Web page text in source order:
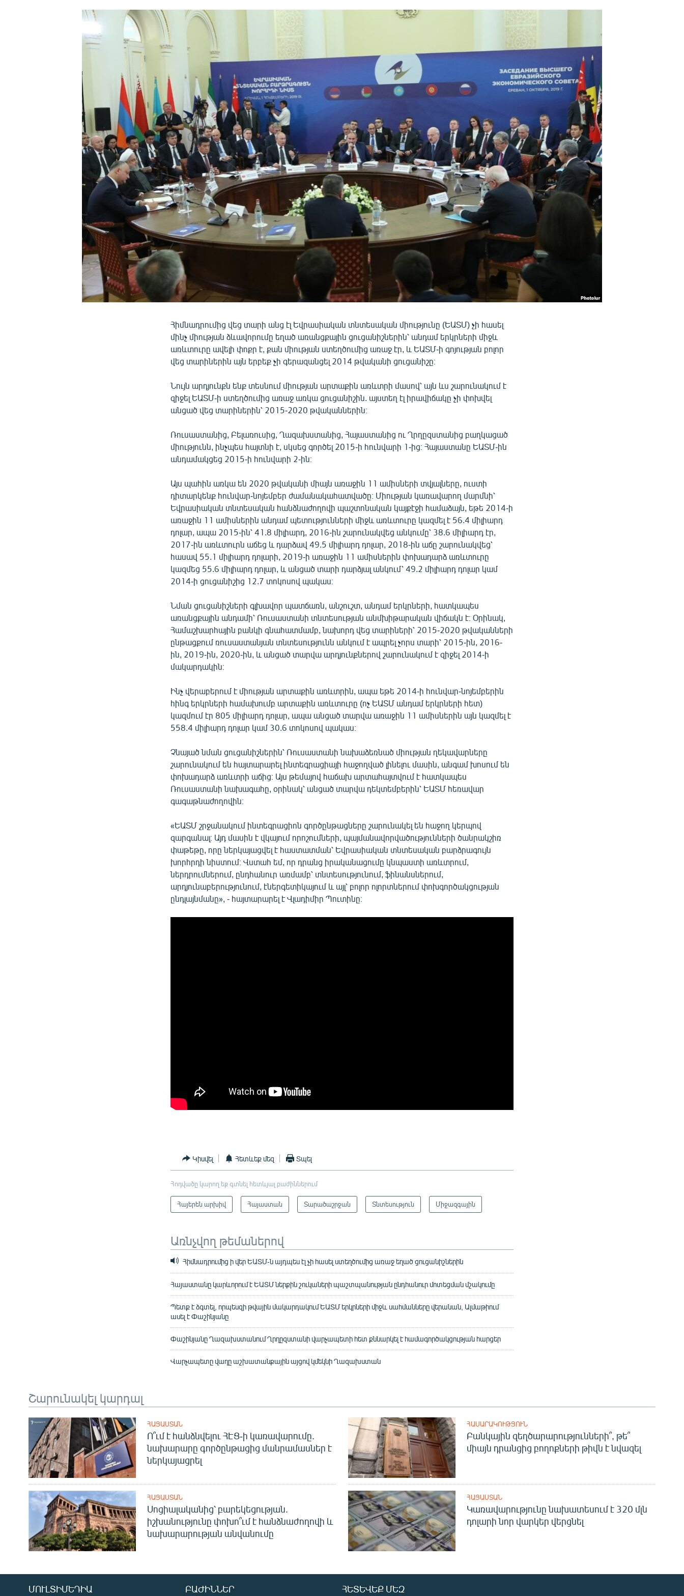
ՁԳՏԵԼՈՎ ԼԱՎԱԳՈՒՅՆԻՆ
Հիմնադրումից վեց տարի անց էլ Եվրասիական տնտեսական միությունը (ԵԱՏՄ) չի հասել
մինչ միության ձևավորումը եղած առանցքային ցուցանիշներին՝ անդամ երկրների միջև
առևտուրը ավելի փոքր է, քան միության ստեղծումից առաջ էր, և ԵԱՏՄ-ի գոյության բոլոր
վեց տարիներին այն երբեք չի գերազանցել 2014 թվականի ցուցանիշը։
Նույն արդյունքն ենք տեսնում միության արտաքին առևտրի մասով՝ այն ևս շարունակում է
զիջել ԵԱՏՄ-ի ստեղծումից առաջ առկա ցուցանիշին. այստեղ էլ իրավիճակը չի փոխվել
անցած վեց տարիներին՝ 2015-2020 թվականներին։
Ռուսաստանից, Բելառուսից, Ղազախստանից, Հայաստանից ու Ղրղըզստանից բաղկացած
միությունն, ինչպես հայտնի է, սկսեց գործել 2015-ի հունվարի 1-ից։ Հայաստանը ԵԱՏՄ-ին
անդամակցեց 2015-ի հունվարի 2-ին։
Այս պահին առկա են 2020 թվականի միայն առաջին 11 ամիսների տվյալները, ուստի
դիտարկենք հունվար-նոյեմբեր ժամանակահատվածը։ Միության կառավարող մարմնի՝
Եվրասիական տնտեսական հանձնաժողովի պաշտոնական կայքէջի համաձայն, եթե 2014-ի
առաջին 11 ամիսներին անդամ պետությունների միջև առևտուրը կազմել է 56.4 միլիարդ
դոլար, ապա 2015-ին՝ 41.8 միլիարդ, 2016-ին շարունակվեց անկումը՝ 38.6 միլիարդ էր,
2017-ին առևտուրն աճեց և դարձավ 49.5 միլիարդ դոլար, 2018-ին աճը շարունակվեց՝
հասավ 55.1 միլիարդ դոլարի, 2019-ի առաջին 11 ամիսներին փոխադարձ առևտուրը
կազմեց 55.6 միլիարդ դոլար, և անցած տարի դարձյալ անկում՝ 49.2 միլիարդ դոլար կամ
2014-ի ցուցանիշից 12.7 տոկոսով պակաս։
Նման ցուցանիշների գլխավոր պատճառն, անշուշտ, անդամ երկրների, հատկապես
առանցքային անդամի՝ Ռուսաստանի տնտեսության անմխիթարական վիճակն է։ Օրինակ,
Համաշխարհային բանկի գնահատմամբ, նախորդ վեց տարիների՝ 2015-2020 թվականների
ընթացքում ռուսաստանյան տնտեսությունն անկում է ապրել չորս տարի՝ 2015-ին, 2016-
ին, 2019-ին, 2020-ին, և անցած տարվա արդյունքներով շարունակում է զիջել 2014-ի
մակարդակին։
Ինչ վերաբերում է միության արտաքին առևտրին, ապա եթե 2014-ի հունվար-նոյեմբերին
հինգ երկրների համախումբ արտաքին առևտուրը (ոչ ԵԱՏՄ անդամ երկրների հետ)
կազմում էր 805 միլիարդ դոլար, ապա անցած տարվա առաջին 11 ամիսներին այն կազմել է
558.4 միլիարդ դոլար կամ 30.6 տոկոսով պակաս։
Չնայած նման ցուցանիշներին՝ Ռուսաստանի նախաձեռնած միության ղեկավարները
շարունակում են հայտարարել ինտեգրացիայի հաջողված լինելու մասին, անգամ խոսում են
փոխադարձ առևտրի աճից։ Այս թեմայով հաճախ արտահայտվում է հատկապես
Ռուսաստանի նախագահը, օրինակ՝ անցած տարվա դեկտեմբերին՝ ԵԱՏՄ հեռավար
գագաթնաժողովին։
«ԵԱՏՄ շրջանակում ինտեգրացիոն գործընթացները շարունակել են հաջող կերպով
զարգանալ։ Այդ մասին է վկայում որոշումների, պայմանավորվածությունների ծանրակշիռ
փաթեթը, որը ներկայացվել է հաստատման՝ Եվրասիական տնտեսական բարձրագույն
խորհրդի նիստում։ Վստահ եմ, որ դրանց իրականացումը կնպաստի առևտրում,
ներդրումներում, ընդհանուր առմամբ՝ տնտեսությունում, ֆինանսներում,
արդյունաբերությունում, էներգետիկայում և այլ՝ բոլոր ոլորտներում փոխգործակցության
ընդլայնմանը», - հայտարարել է Վլադիմիր Պուտինը։
Կիսվել Հետևեք մեզ Տպել
Հոդվածը կարող եք գտնել հետևյալ բաժիններում
Հայերեն արխիվ Հայաստան Տարածաշրջան Տնտեսություն Միջազգային
Առնչվող թեմաներով
Հիմնադրումից ի վեր ԵԱՏՄ-ն այդպես էլ չի հասել ստեղծումից առաջ եղած ցուցանիշներին
Հայաստանը կարևորում է ԵԱՏՄ ներքին շուկաների պաշտպանության ընդհանուր մոտեցման մշակումը
Պետք է ձգտել, որպեսզի թվային մակարդակում ԵԱՏՄ երկրների միջև սահմանները վերանան, Ալմաթիում
ասել է Փաշինյանը
Փաշինյանը Ղազախստանում Ղրղըզստանի վարչապետի հետ քննարկել է համագործակցության հարցեր
Վարչապետը վաղը աշխատանքային այցով կմեկնի Ղազախստան
Շարունակել կարդալ
ՀԱՅԱՍՏԱՆ
Ո՞ւմ է հանձնվելու ՀԷՑ-ի կառավարումը.
նախարարը գործընթացից մանրամասներ է
ներկայացրել
ՀԱՍԱՐԱԿՈՒԹՅՈՒՆ
Բանկային զեղծարարությունների՞, թե՞
միայն դրանցից բողոքների թիվն է նվազել
ՀԱՅԱՍՏԱՆ
Սոցիալականից՝ բարեկեցության.
իշխանությունը փոխո՞ւմ է հանձնաժողովի և
նախարարության անվանումը
ՀԱՅԱՍՏԱՆ
Կառավարությունը նախատեսում է 320 մլն
դոլարի նոր վարկեր վերցնել
ՀԵՏԵՎԵՔ ՄԵԶ
ՄՈՒԼՏԻՄԵԴԻԱ ԲԱԺԻՆՆԵՐ